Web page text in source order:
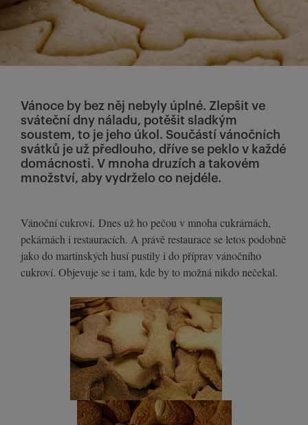
Vánoce by bez něj nebyly úplné. Zlepšit ve
sváteční dny náladu, potěšit sladkým
soustem, to je jeho úkol. Součástí vánočních
svátků je už předlouho, dříve se peklo v každé
domácnosti. V mnoha druzích a takovém
množství, aby vydrželo co nejdéle.
Vánoční cukroví. Dnes už ho pečou v mnoha cukrárnách,
pekárnách i restauracích. A právě restaurace se letos podobně
jako do martinských husí pustily i do příprav vánočního
cukroví. Objevuje se i tam, kde by to možná nikdo nečekal.